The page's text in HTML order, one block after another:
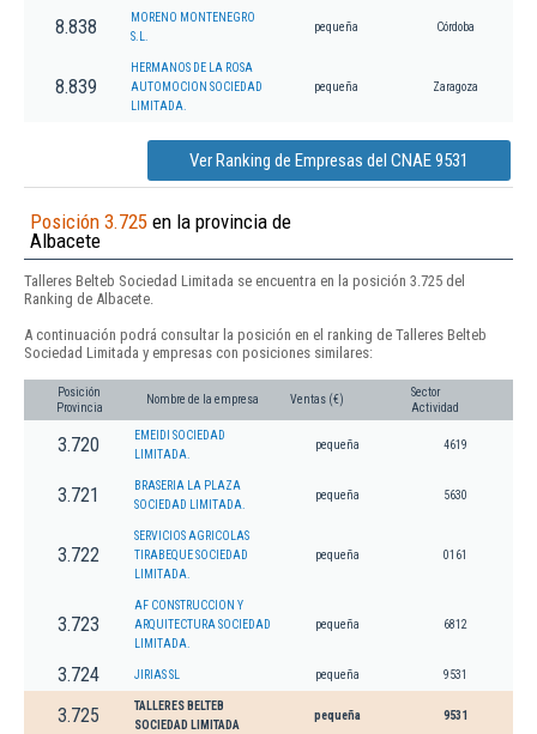
8.838
MORENO MONTENEGRO
S.L.
pequeña Córdoba
8.839
HERMANOS DE LA ROSA
AUTOMOCION SOCIEDAD
LIMITADA.
pequeña Zaragoza
Ver Ranking de Empresas del CNAE 9531
Posición 3.725 en la provincia de
Albacete
Talleres Belteb Sociedad Limitada se encuentra en la posición 3.725 del
Ranking de Albacete.
A continuación podrá consultar la posición en el ranking de Talleres Belteb
Sociedad Limitada y empresas con posiciones similares:
Posición
Provincia
Nombre de la empresa Ventas (€)
Sector
Actividad
3.720
EMEIDI SOCIEDAD
LIMITADA.
pequeña 4619
3.721
BRASERIA LA PLAZA
SOCIEDAD LIMITADA.
pequeña 5630
3.722
SERVICIOS AGRICOLAS
TIRABEQUE SOCIEDAD
LIMITADA.
pequeña 0161
3.723
AF CONSTRUCCION Y
ARQUITECTURA SOCIEDAD
LIMITADA.
pequeña 6812
3.724 JIRIAS SL pequeña 9531
3.725
TALLERES BELTEB
SOCIEDAD LIMITADA
pequeña 9531